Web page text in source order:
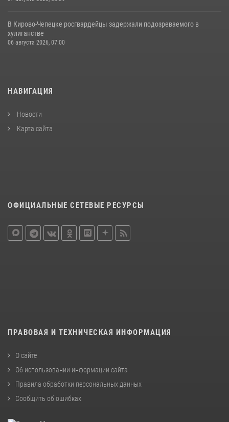
В Кирово-Чепецке росгвардейцы задержали подозреваемого в
хулиганстве
06 августа 2026, 07:00
НАВИГАЦИЯ
Новости
Карта сайта
ОФИЦИАЛЬНЫЕ СЕТЕВЫЕ РЕСУРСЫ
ПРАВОВАЯ И ТЕХНИЧЕСКАЯ ИНФОРМАЦИЯ
О сайте
Об использовании информации сайта
Правила обработки персональных данных
Сообщить об ошибках